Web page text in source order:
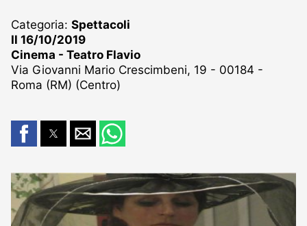
Categoria: Spettacoli
Il 16/10/2019
Cinema - Teatro Flavio
Via Giovanni Mario Crescimbeni, 19 - 00184 -
Roma (RM) (Centro)